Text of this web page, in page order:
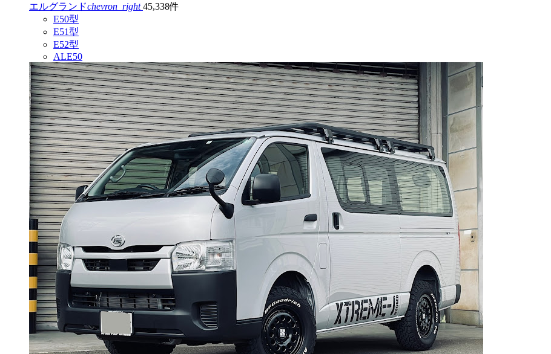
エルグランドchevron_right 45,338件
E50型
E51型
E52型
ALE50